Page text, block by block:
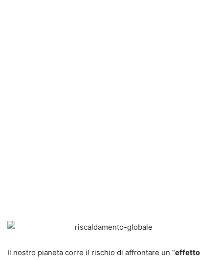
Il nostro pianeta corre il rischio di affrontare un “effetto